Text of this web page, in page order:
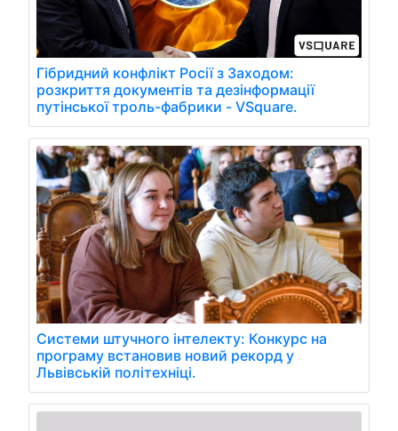
Гібридний конфлікт Росії з Заходом:
розкриття документів та дезінформації
путінської троль-фабрики - VSquare.
Системи штучного інтелекту: Конкурс на
програму встановив новий рекорд у
Львівській політехніці.